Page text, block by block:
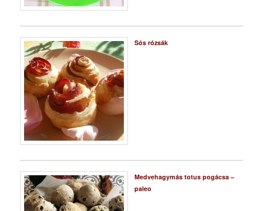
Sós rózsák
Medvehagymás totus pogácsa –
paleo